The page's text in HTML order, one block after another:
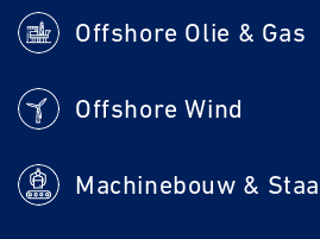
Offshore Olie & Gas
Offshore Wind
Machinebouw &